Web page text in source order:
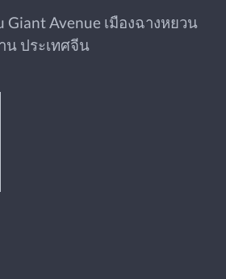
Giant Avenue เมืองฉางหยวน
ประเทศจีน